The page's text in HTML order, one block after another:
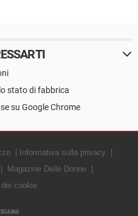
stato di fabbrica
su Google Chrome
Informativa sulla privacy
Magazine Delle Donne
cookie